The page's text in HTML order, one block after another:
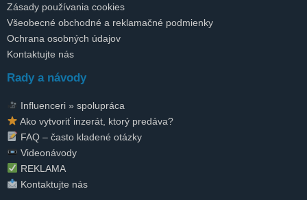
Zásady používania cookies
Všeobecné obchodné a reklamačné podmienky
Ochrana osobných údajov
Kontaktujte nás
Rady a návody
Influenceri » spolupráca
Ako vytvoriť inzerát, ktorý predáva?
FAQ – často kladené otázky
Videonávody
REKLAMA
Kontaktujte nás